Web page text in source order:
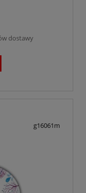
dostawy
g16061m